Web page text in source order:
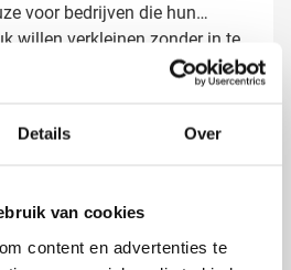
Details Over
van cookies
content en advertenties te
voor bedrijven die hun
willen verkleinen zonder in te
bedrukken met
bedrukken we jouw